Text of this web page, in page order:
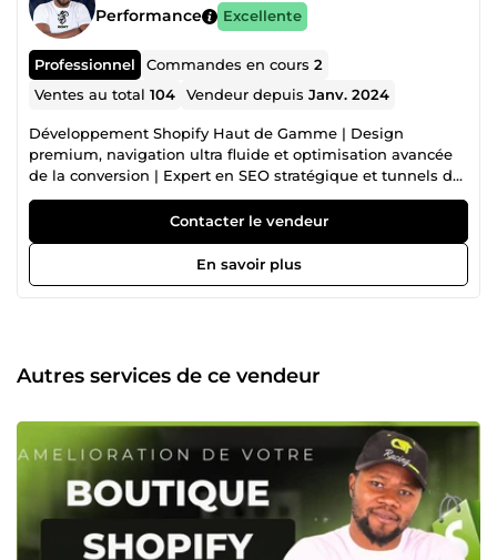
Performance Excellente
Professionnel Commandes en cours2
Ventes au total104 Vendeur depuisJanv. 2024
Développement Shopify Haut de Gamme | Design
premium, navigation ultra fluide et optimisation avancée
de la conversion | Expert en SEO stratégique et tunnels de
vente rentables 🙏DIEU EN PREMIER 🙇🏼‍♀️ ✅ Vendeur vérifié
sur ComeUp ✅ Vendeur professionnel sur ComeUp ✅
Création de boutiques Shopify/E-commerce de haute
qualité ✅ Création de tunnel de vente de haute qualité
✅création et refonte de sites 👍 ✅Facebook, tiktok &amp;
en marketing digital d'une école nationale depuis près de
5 ans. Au cours des trois dernières années, j'ai travaillé au
et ma passion pour le monde numérique. Grâce à mon
expertise, j'ai pu élaborer et mettre en œuvre des
stratégies de développement web efficaces pour aider nos
clients à réussir dans un environnement en perpétuelle
évolution. Je possède une connaissance exhaustive de
tous les paramètres de Shopify et je me spécialise dans la
création de sites impeccables sur cette plateforme,
Contacter le vendeur
En savoir plus
Autres services de ce vendeur